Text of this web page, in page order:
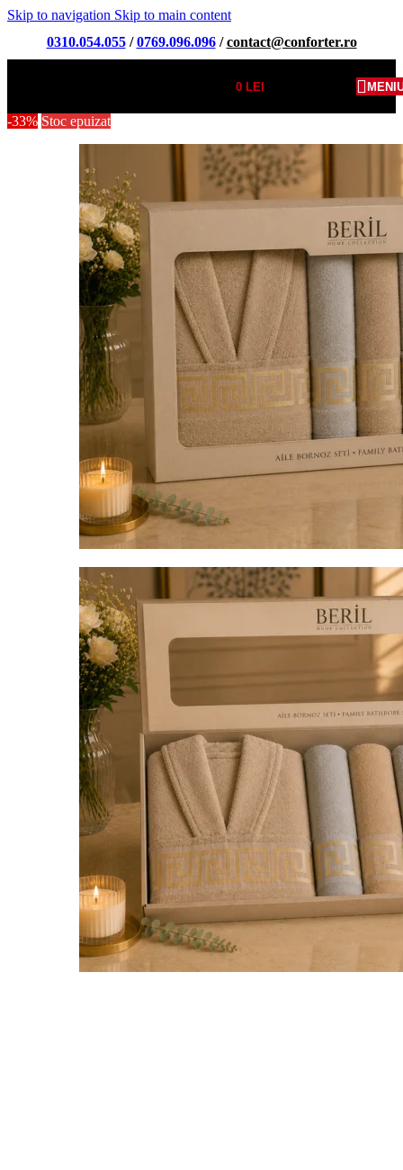
Skip to navigation Skip to main content
0310.054.055/0769.096.096/contact@conforter.ro
0LEI
-33% Stoc epuizat